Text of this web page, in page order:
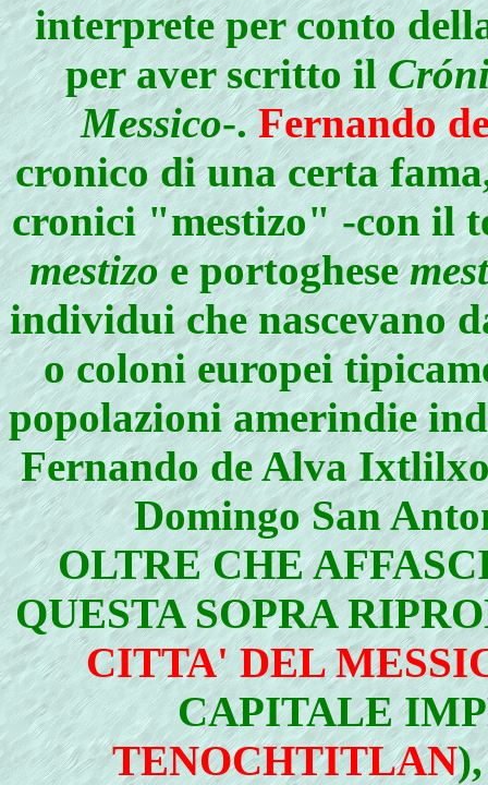
interprete per conto
per aver scritto il
Messico-.Fernando
cronico di una certa
cronici "mestizo" -con il
mestizoe portoghese
individui che nascevano
o coloni europei
popolazioni amerindie
Fernando de Alva
Domingo San
OLTRE CHE
QUESTA SOPRA
CITTA' DEL
CAPITALE
TENOCHTITLAN